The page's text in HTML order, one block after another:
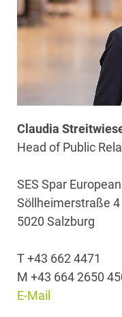
Claudia
Head of Public
SES Spar
Söllheimerstraße 4
5020 Salzburg
T +43 662 4471
M +43 664 2650
E-Mail